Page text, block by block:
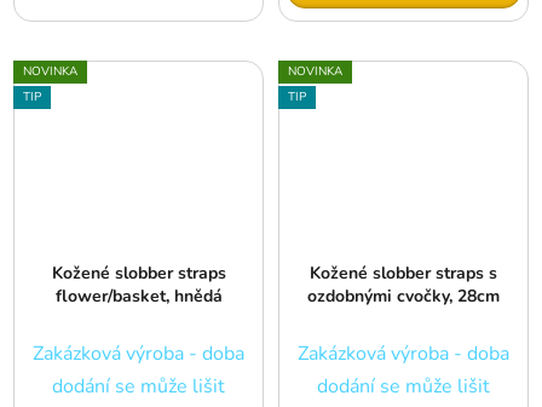
NOVINKA
TIP
Kožené slobber straps
flower/basket, hnědá
Zakázková výroba - doba
dodání se může lišit
NOVINKA
TIP
Kožené slobber straps s
ozdobnými cvočky, 28cm
Zakázková výroba - doba
dodání se může lišit